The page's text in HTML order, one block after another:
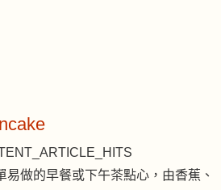
做的早餐或下午茶點心，由香蕉、